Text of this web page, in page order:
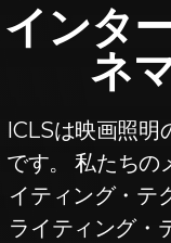
Our Team
Full Members
Associate
Advisory
Corporate
Aspirant
Resources
Newsletters
Videos
Contact Us
Japanese
English
Spanish
インタ
ネ
ICLSは映画照明
です。 私たちの
イティング・テ
ライティング・